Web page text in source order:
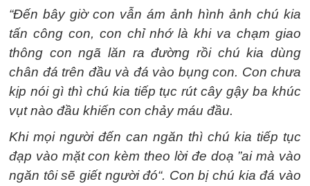
“Đến bây giờ con vẫn ám ảnh hình ảnh chú kia
tấn công con, con chỉ nhớ là khi va chạm giao
thông con ngã lăn ra đường rồi chú kia dùng
chân đá trên đầu và đá vào bụng con. Con chưa
kịp nói gì thì chú kia tiếp tục rút cây gậy ba khúc
vụt nào đầu khiến con chảy máu đầu.
Khi mọi người đến can ngăn thì chú kia tiếp tục
đạp vào mặt con kèm theo lời đe doạ ”ai mà vào
ngăn tôi sẽ giết người đó“. Con bị chú kia đá vào